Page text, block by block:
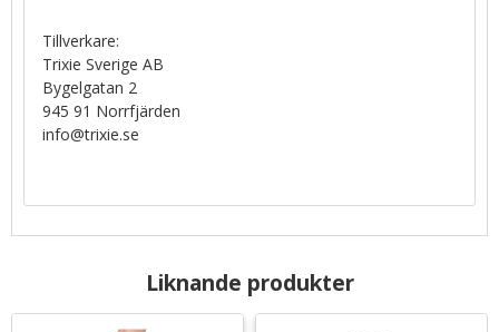
Tillverkare:
Trixie Sverige AB
Bygelgatan 2
945 91 Norrfjärden
info@trixie.se
Liknande produkter